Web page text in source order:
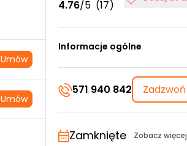
Umów
Umów
4.76/5 (17)
Informacje ogólne
571 940 842 Zadzwoń
Zamknięte Zobacz więcej